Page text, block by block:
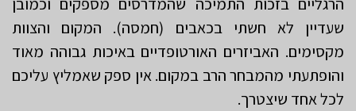
הרגליים בזכות התמיכה שהמדרסים מספקים וכמובן
שעדיין לא חשתי בכאבים (חמסה). המקום והצוות
מקסימים. האביזרים האורטופדיים באיכות גבוהה מאוד
והופתעתי מהמבחר הרב במקום. אין ספק שאמליץ עליכם
לכל אחד שיצטרך.